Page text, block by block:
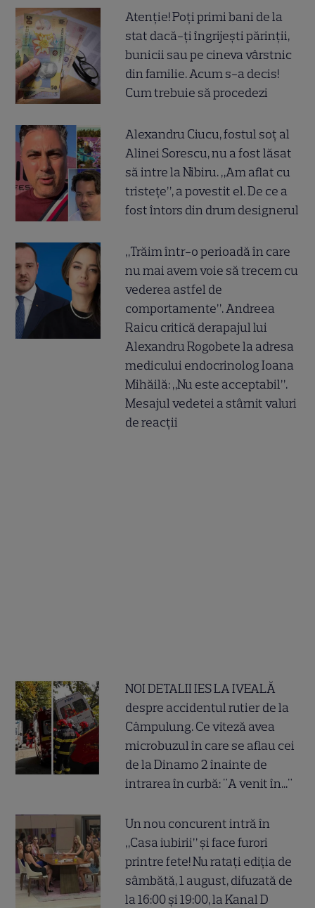
Atenție! Poți primi bani de la
stat dacă-ți îngrijești părinții,
bunicii sau pe cineva vârstnic
din familie. Acum s-a decis!
Cum trebuie să procedezi
Alexandru Ciucu, fostul soț al
Alinei Sorescu, nu a fost lăsat
să intre la Nibiru. „Am aflat cu
tristețe”, a povestit el. De ce a
fost întors din drum designerul
„Trăim într-o perioadă în care
nu mai avem voie să trecem cu
vederea astfel de
comportamente”. Andreea
Raicu critică derapajul lui
Alexandru Rogobete la adresa
medicului endocrinolog Ioana
Mihăilă: „Nu este acceptabil”.
Mesajul vedetei a stârnit valuri
de reacții
NOI DETALII IES LA IVEALĂ
despre accidentul rutier de la
Câmpulung. Ce viteză avea
microbuzul în care se aflau cei
de la Dinamo 2 înainte de
intrarea în curbă: "A venit în..."
Un nou concurent intră în
„Casa iubirii” și face furori
printre fete! Nu ratați ediția de
sâmbătă, 1 august, difuzată de
la 16:00 și 19:00, la Kanal D